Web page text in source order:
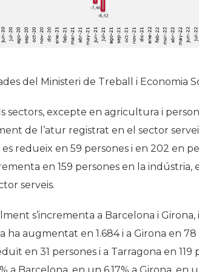
del Ministeri de Treball i Economia
sectors, excepte en agricultura i
de l’atur registrat en el sector
redueix en 59 persones i en 202 en
en 159 persones en la indústria,
serveis.
s’incrementa a Barcelona i Girona,
augmentat en 1.684 i a Girona en 78
en 31 persones i a Tarragona en 119